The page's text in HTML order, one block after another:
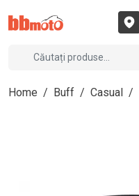
Home / Buff / Casual /